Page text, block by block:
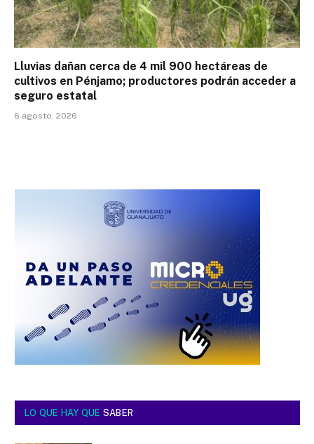
Lluvias dañan cerca de 4 mil 900 hectáreas de
cultivos en Pénjamo; productores podrán acceder a
seguro estatal
6 agosto, 2026
LO QUE HAY QUE SABER